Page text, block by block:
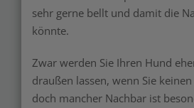
sehr gerne bellt und damit die
könnte.
Zwar werden Sie Ihren Hund
draußen lassen, wenn Sie
doch mancher Nachbar ist